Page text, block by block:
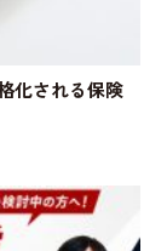
化される保険